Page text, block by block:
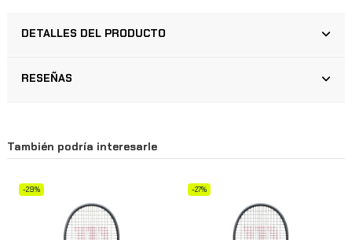
DETALLES DEL PRODUCTO
RESEÑAS
También podría interesarle
-29% -27%